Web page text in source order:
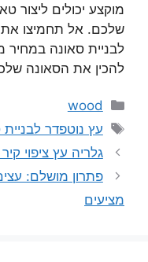
מוקצע יכולים ליצור
שלכם. אל תחמיצו את
לבניית סאונה במחיר
להכין את הסאונה
קטגוריות
wood
תגיות
עץ נוטפדר
גלריה עץ ציפוי
פתרון מושלם:
מציעים